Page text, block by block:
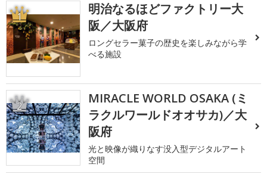
1
明治なるほどファクトリー大
阪／大阪府
ロングセラー菓子の歴史を楽しみながら学
べる施設
2
MIRACLE WORLD OSAKA (ミ
ラクルワールドオオサカ)／大
阪府
光と映像が織りなす没入型デジタルアート
空間